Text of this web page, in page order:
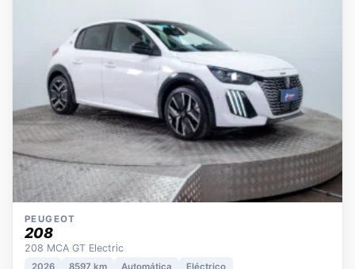
PEUGEOT
208
208 MCA GT Electric